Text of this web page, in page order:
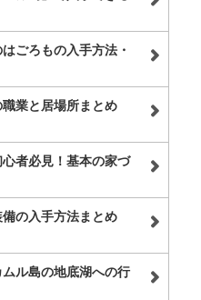
ごろもの入手方法・
職業と居場所まとめ
心者必見！基本の家づ
備の入手方法まとめ
ムル島の地底湖への行